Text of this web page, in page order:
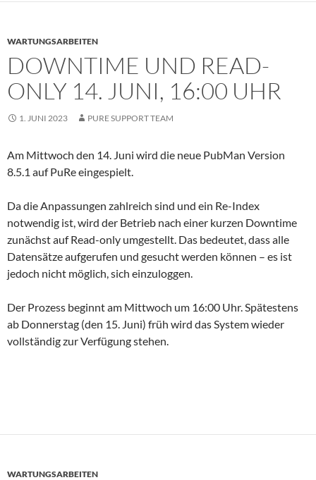
WARTUNGSARBEITEN
DOWNTIME UND READ-
ONLY 14. JUNI, 16:00 UHR
1. JUNI 2023 PURE SUPPORT TEAM
Am Mittwoch den 14. Juni wird die neue PubMan Version
8.5.1 auf PuRe eingespielt.
Da die Anpassungen zahlreich sind und ein Re-Index
notwendig ist, wird der Betrieb nach einer kurzen Downtime
zunächst auf Read-only umgestellt. Das bedeutet, dass alle
Datensätze aufgerufen und gesucht werden können – es ist
jedoch nicht möglich, sich einzuloggen.
Der Prozess beginnt am Mittwoch um 16:00 Uhr. Spätestens
ab Donnerstag (den 15. Juni) früh wird das System wieder
vollständig zur Verfügung stehen.
WARTUNGSARBEITEN